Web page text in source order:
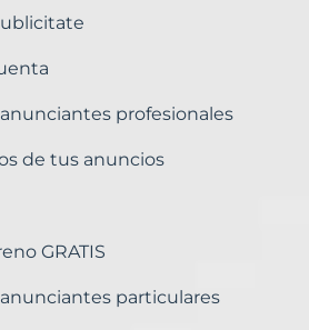
profesionales
de tus anuncios
GRATIS
anunciantes particulares